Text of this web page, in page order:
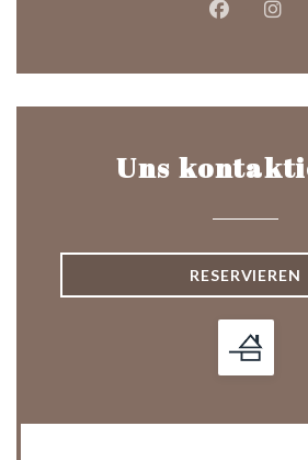
Uns
RESERVIEREN